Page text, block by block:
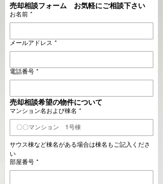
売却相談フォーム　お気軽にご相談下さい
お名前 *
メールアドレス *
電話番号 *
売却相談希望の物件について
マンション名および棟名 *
サウス棟など棟名がある場合は棟名もご記入くださ
い
部屋番号 *